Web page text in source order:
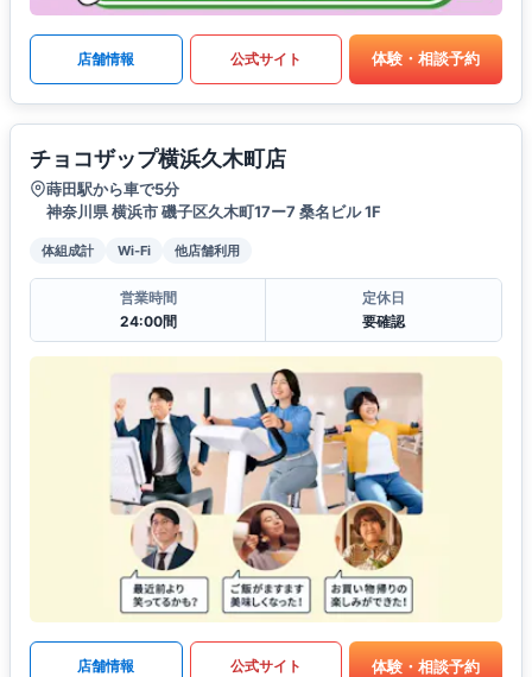
店舗情報 公式サイト 体験・相談予約
チョコザップ横浜久木町店
蒔田駅から車で5分
神奈川県 横浜市 磯子区久木町17ー7 桑名ビル 1F
体組成計 Wi-Fi 他店舗利用
営業時間
24:00間
定休日
要確認
店舗情報 公式サイト 体験・相談予約